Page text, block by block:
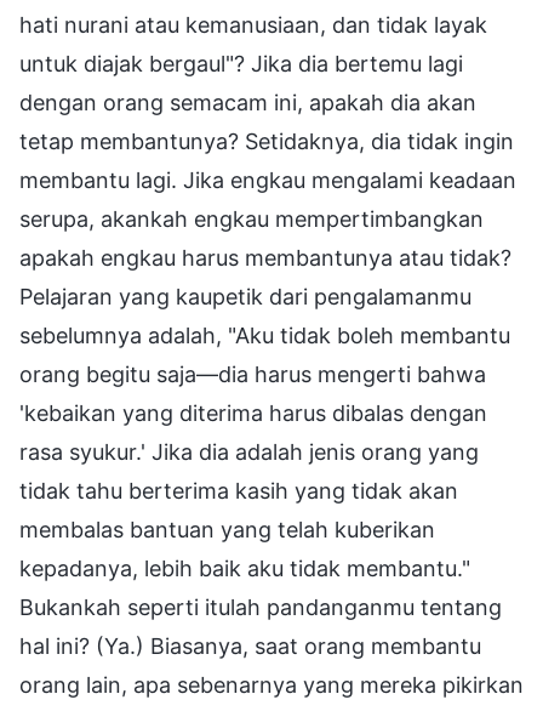
hati nurani atau kemanusiaan, dan tidak layak
untuk diajak bergaul"? Jika dia bertemu lagi
dengan orang semacam ini, apakah dia akan
tetap membantunya? Setidaknya, dia tidak ingin
membantu lagi. Jika engkau mengalami keadaan
serupa, akankah engkau mempertimbangkan
apakah engkau harus membantunya atau tidak?
Pelajaran yang kaupetik dari pengalamanmu
sebelumnya adalah, "Aku tidak boleh membantu
orang begitu saja—dia harus mengerti bahwa
'kebaikan yang diterima harus dibalas dengan
rasa syukur.' Jika dia adalah jenis orang yang
tidak tahu berterima kasih yang tidak akan
membalas bantuan yang telah kuberikan
kepadanya, lebih baik aku tidak membantu."
Bukankah seperti itulah pandanganmu tentang
hal ini? (Ya.) Biasanya, saat orang membantu
orang lain, apa sebenarnya yang mereka pikirkan